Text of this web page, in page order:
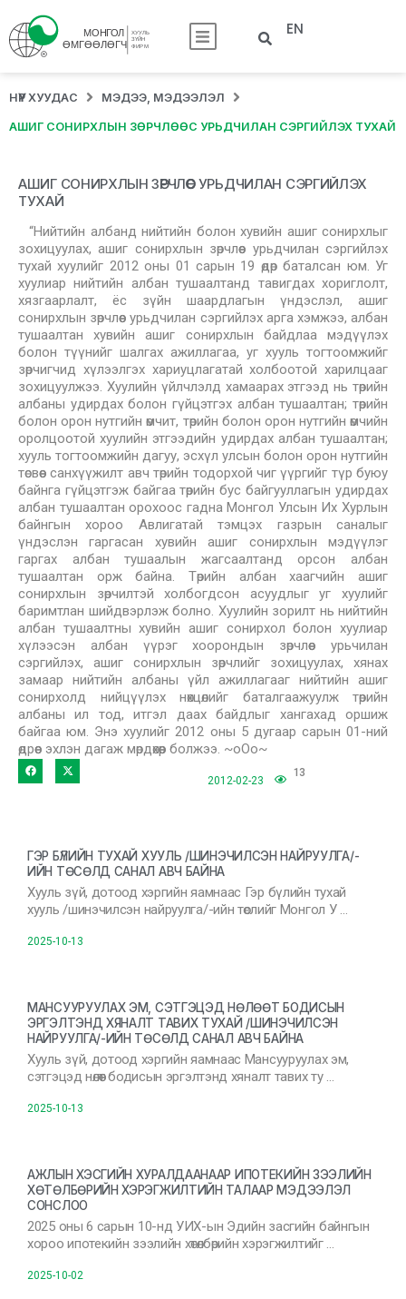
EN
НҮҮР ХУУДАС МЭДЭЭ, МЭДЭЭЛЭЛ
АШИГ СОНИРХЛЫН ЗӨРЧЛӨӨС УРЬДЧИЛАН СЭРГИЙЛЭХ ТУХАЙ
АШИГ СОНИРХЛЫН ЗӨРЧЛӨӨС УРЬДЧИЛАН СЭРГИЙЛЭХ
ТУХАЙ
“Нийтийн албанд нийтийн болон хувийн ашиг сонирхлыг
зохицуулах, ашиг сонирхлын зөрчлөөс урьдчилан сэргийлэх
тухай хуулийг 2012 оны 01 сарын 19 өдөр баталсан юм. Уг
хуулиар нийтийн албан тушаалтанд тавигдах хориглолт,
хязгаарлалт, ёс зүйн шаардлагын үндэслэл, ашиг
сонирхлын зөрчлөөс урьдчилан сэргийлэх арга хэмжээ, албан
тушаалтан хувийн ашиг сонирхлын байдлаа мэдүүлэх
болон түүнийг шалгах ажиллагаа, уг хууль тогтоомжийг
зөрчигчид хүлээлгэх хариуцлагатай холбоотой харилцааг
зохицуулжээ. Хуулийн үйлчлэлд хамаарах этгээд нь төрийн
албаны удирдах болон гүйцэтгэх албан тушаалтан; төрийн
болон орон нутгийн өмчит, төрийн болон орон нутгийн өмчийн
оролцоотой хуулийн этгээдийн удирдах албан тушаалтан;
хууль тогтоомжийн дагуу, эсхүл улсын болон орон нутгийн
төсвөөс санхүүжилт авч төрийн тодорхой чиг үүргийг түр буюу
байнга гүйцэтгэж байгаа төрийн бус байгууллагын удирдах
албан тушаалтан орохоос гадна Монгол Улсын Их Хурлын
байнгын хороо Авлигатай тэмцэх газрын саналыг
үндэслэн гаргасан хувийн ашиг сонирхлын мэдүүлэг
гаргах албан тушаалын жагсаалтанд орсон албан
тушаалтан орж байна. Төрийн албан хаагчийн ашиг
сонирхлын зөрчилтэй холбогдсон асуудлыг уг хуулийг
баримтлан шийдвэрлэж болно. Хуулийн зорилт нь нийтийн
албан тушаалтны хувийн ашиг сонирхол болон хуулиар
хүлээсэн албан үүрэг хоорондын зөрчлөөс урьчилан
сэргийлэх, ашиг сонирхлын зөрчлийг зохицуулах, хянах
замаар нийтийн албаны үйл ажиллагааг нийтийн ашиг
сонирхолд нийцүүлэх нөхцөлийг баталгаажуулж төрийн
албаны ил тод, итгэл даах байдлыг хангахад оршиж
байгаа юм. Энэ хуулийг 2012 оны 5 дугаар сарын 01-ний
өдрөөс эхлэн дагаж мөрдөхөөр болжээ. ~oOo~
2012-02-23
13
ГЭР БҮЛИЙН ТУХАЙ ХУУЛЬ /ШИНЭЧИЛСЭН НАЙРУУЛГА/-
ИЙН ТӨСӨЛД САНАЛ АВЧ БАЙНА
Хууль зүй, дотоод хэргийн яамнаас Гэр бүлийн тухай
хууль /шинэчилсэн найруулга/-ийн төслийг Монгол У …
2025-10-13
МАНСУУРУУЛАХ ЭМ, СЭТГЭЦЭД НӨЛӨӨТ БОДИСЫН
ЭРГЭЛТЭНД ХЯНАЛТ ТАВИХ ТУХАЙ /ШИНЭЧИЛСЭН
НАЙРУУЛГА/-ИЙН ТӨСӨЛД САНАЛ АВЧ БАЙНА
Хууль зүй, дотоод хэргийн яамнаас Мансууруулах эм,
сэтгэцэд нөлөөт бодисын эргэлтэнд хяналт тавих ту …
2025-10-13
АЖЛЫН ХЭСГИЙН ХУРАЛДААНААР ИПОТЕКИЙН ЗЭЭЛИЙН
ХӨТӨЛБӨРИЙН ХЭРЭГЖИЛТИЙН ТАЛААР МЭДЭЭЛЭЛ
СОНСЛОО
2025 оны 6 сарын 10-нд УИХ-ын Эдийн засгийн байнгын
хороо ипотекийн зээлийн хөтөлбөрийн хэрэгжилтийг …
2025-10-02